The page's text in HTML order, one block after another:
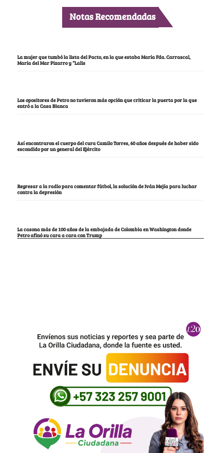
Notas Recomendadas
La mujer que tumbó la lista del Pacto, en la que estaba María Fda. Carrascal,
María del Mar Pizarro y “Lalis
Los opositores de Petro no tuvieron más opción que criticar la puerta por la que
entró a la Casa Blanca
Así encontraron el cuerpo del cura Camilo Torres, 60 años después de haber sido
escondido por un general del Ejército
Regresar a la radio para comentar fútbol, la solución de Iván Mejía para luchar
contra la depresión
La casona más de 100 años de la embajada de Colombia en Washington donde
Petro afinó su cara a cara con Trump